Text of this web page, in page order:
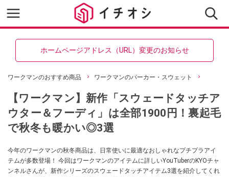
ホームページアドレス（URL）変更のお知らせ
ワークマンのおすすめ商品 ワークマンのパーカー・スウェット
【ワークマン】新作「スウェードタッチア
ウター＆フーディ」は全部1900円！裏起毛
で秋冬も暖かい◎3選
今年のワークマンの秋冬商品は、日常使いに最適なおしゃれなプチプラアイ
テムが多数登場！ 今回はワークマンのアイテムに詳しいYouTuberのKYOチャ
ンネルさんが、新作シリーズのスウェードタッチアイテム3選を紹介してくれ